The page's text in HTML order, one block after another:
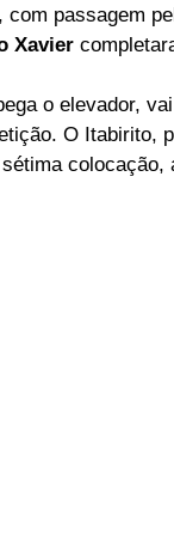
com passagem
Xavier
o elevador,
O Itabirito,